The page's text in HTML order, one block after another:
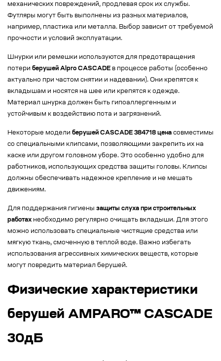
механических повреждений, продлевая срок их службы.
Футляры могут быть выполнены из разных материалов,
например, пластика или металла. Выбор зависит от требуемой
прочности и условий эксплуатации.
Шнурки или ремешки используются для предотвращения
потери берушей Alpro CASCADE в процессе работы (особенно
актуально при частом снятии и надевании). Они крепятся к
вкладышам и носятся на шее или крепятся к одежде.
Материал шнурка должен быть гипоаллергенным и
устойчивым к воздействию пота и загрязнений.
Некоторые модели берушей CASCADE 384718 цена совместимы
со специальными клипсами, позволяющими закрепить их на
каске или другом головном уборе. Это особенно удобно для
работников, использующих средства защиты головы. Клипсы
должны обеспечивать надежное крепление и не мешать
движениям.
Для поддержания гигиены защиты слуха при строительных
работах необходимо регулярно очищать вкладыши. Для этого
можно использовать специальные чистящие средства или
мягкую ткань, смоченную в теплой воде. Важно избегать
использования агрессивных химических веществ, которые
могут повредить материал берушей.
Физические характеристики
берушей AMPARO™ CASCADE
30дБ